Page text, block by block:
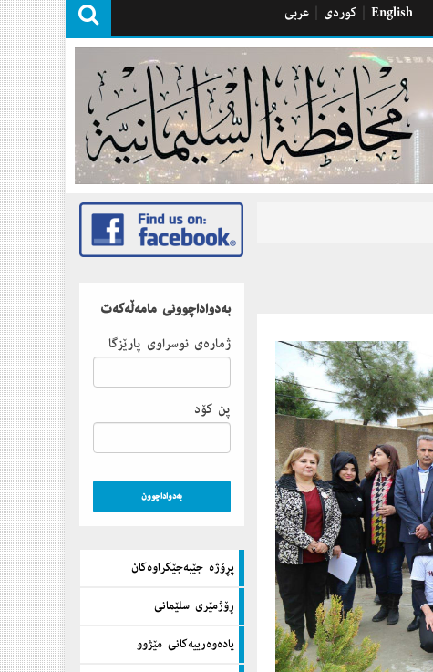
كوردی عربی English
بەدواداچوونى مامەڵەكەت
ژمارەى نوسراوى پارێزگا
پن كۆد
پڕۆژه‌ جێبه‌جێكراوه‌كان
ڕۆژمێری سلێمانی
یاده‌وه‌رییه‌كانی مێژوو